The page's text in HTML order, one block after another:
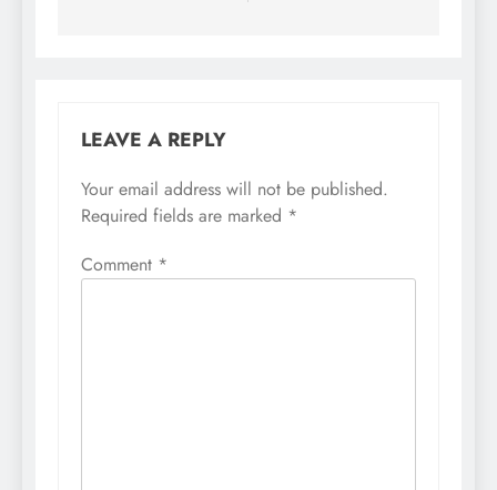
LEAVE A REPLY
Your email address will not be published.
Required fields are marked *
Comment *